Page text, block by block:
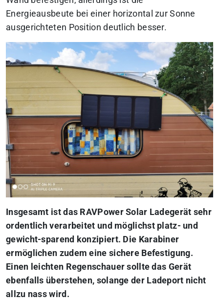
Energieausbeute bei einer horizontal zur Sonne
ausgerichteten Position deutlich besser.
Insgesamt ist das RAVPower Solar Ladegerät sehr
ordentlich verarbeitet und möglichst platz- und
gewicht-sparend konzipiert. Die Karabiner
ermöglichen zudem eine sichere Befestigung.
Einen leichten Regenschauer sollte das Gerät
ebenfalls überstehen, solange der Ladeport nicht
allzu nass wird.